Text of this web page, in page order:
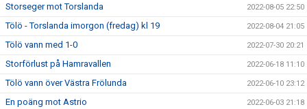
Storseger mot Torslanda 2022-08-05 22:50
Tölö - Torslanda imorgon (fredag) kl 19 2022-08-04 21:05
Tölö vann med 1-0 2022-07-30 20:21
Storförlust på Hamravallen 2022-06-18 11:10
Tölö vann över Västra Frölunda 2022-06-10 23:12
En poäng mot Astrio 2022-06-03 21:18